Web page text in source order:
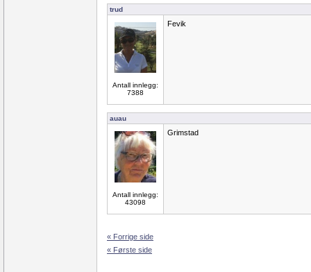
trud
Antall innlegg:
7388
Fevik
auau
Antall innlegg:
43098
Grimstad
« Forrige side
« Første side